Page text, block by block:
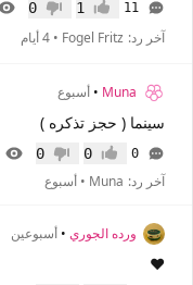
11 إعجاب1 عدم إعجاب
0
آخر رد: Fogel Fritz
• 4 أيام
Muna
• أسبوع
سينما ( حجز تذكره )
0 إعجاب0 عدم إعجاب
0
آخر رد: Muna
• أسبوع
ورده الجوري • أسبوعين
❤️